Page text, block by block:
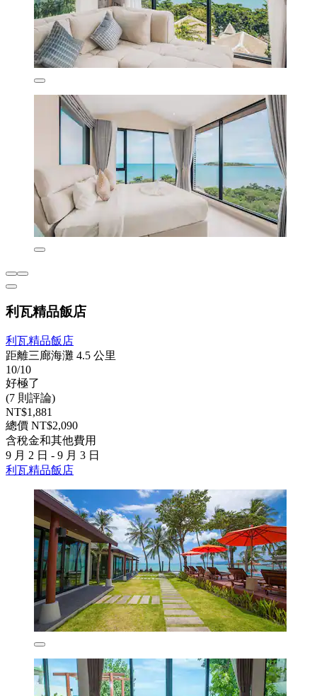
利瓦精品飯店
利瓦精品飯店
距離三廊海灘 4.5 公里
10/10
好極了
(7 則評論)
NT$1,881
總價 NT$2,090
含稅金和其他費用
9 月 2 日 - 9 月 3 日
利瓦精品飯店